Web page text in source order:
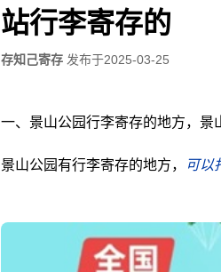
站行李寄存的
存知己寄存 发布于2025-03-25
一、景山公园行李寄存的地方，景
景山公园有行李寄存的地方， 可以